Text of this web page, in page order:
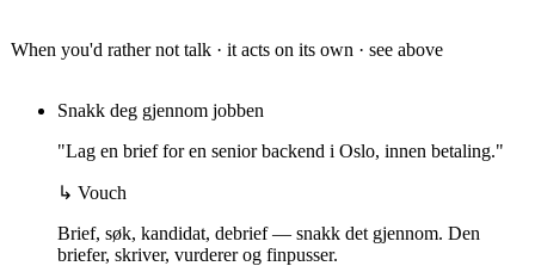
When you'd rather not talk · it acts on its own · see above
Snakk deg gjennom jobben
"Lag en brief for en senior backend i Oslo, innen betaling."
↳ Vouch
Brief, søk, kandidat, debrief — snakk det gjennom. Den
briefer, skriver, vurderer og finpusser.